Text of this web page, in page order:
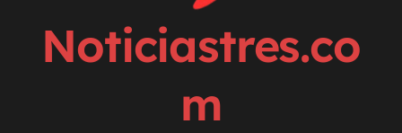
Noticiastres.co
m